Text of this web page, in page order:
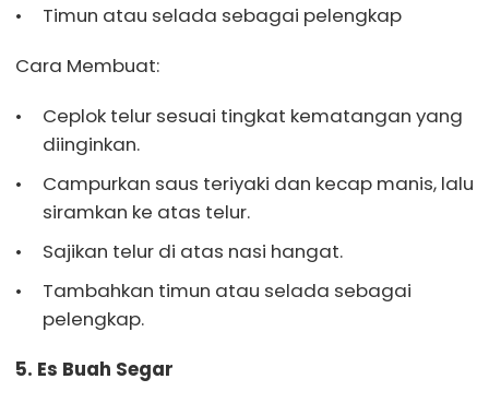
Timun atau selada sebagai pelengkap
Cara Membuat:
Ceplok telur sesuai tingkat kematangan yang
diinginkan.
Campurkan saus teriyaki dan kecap manis, lalu
siramkan ke atas telur.
Sajikan telur di atas nasi hangat.
Tambahkan timun atau selada sebagai
pelengkap.
5. Es Buah Segar